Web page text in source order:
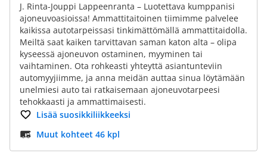
J. Rinta-Jouppi Lappeenranta – Luotettava kumppanisi
ajoneuvoasioissa! Ammattitaitoinen tiimimme palvelee
kaikissa autotarpeissasi tinkimättömällä ammattitaidolla.
Meiltä saat kaiken tarvittavan saman katon alta – olipa
kyseessä ajoneuvon ostaminen, myyminen tai
vaihtaminen. Ota rohkeasti yhteyttä asiantunteviin
automyyjiimme, ja anna meidän auttaa sinua löytämään
unelmiesi auto tai ratkaisemaan ajoneuvotarpeesi
tehokkaasti ja ammattimaisesti.
Lisää suosikkiliikkeeksi
Muut kohteet 46 kpl